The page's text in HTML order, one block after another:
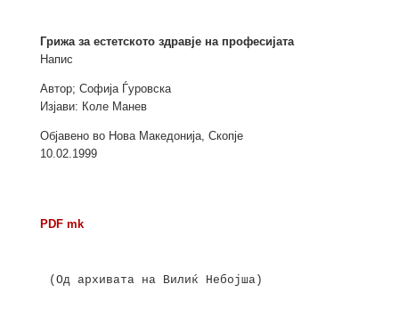
Грижа за естетското здравје на професијата
Напис
Автор; Софија Ѓуровска
Изјави: Коле Манев
Објавено во Нова Македонија, Скопје
10.02.1999
PDF mk
(Од архивата на Вилиќ Небојша)